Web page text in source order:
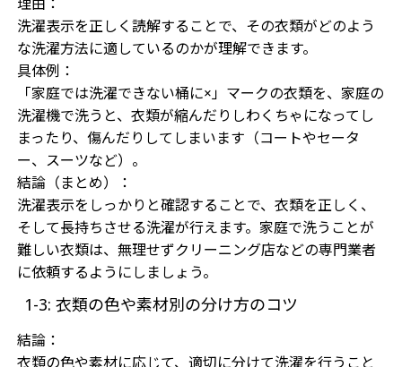
理由：
洗濯表示を正しく読解することで、その衣類がどのよう
な洗濯方法に適しているのかが理解できます。
具体例：
「家庭では洗濯できない桶に×」マークの衣類を、家庭の
洗濯機で洗うと、衣類が縮んだりしわくちゃになってし
まったり、傷んだりしてしまいます（コートやセータ
ー、スーツなど）。
結論（まとめ）：
洗濯表示をしっかりと確認することで、衣類を正しく、
そして長持ちさせる洗濯が行えます。家庭で洗うことが
難しい衣類は、無理せずクリーニング店などの専門業者
に依頼するようにしましょう。
1-3: 衣類の色や素材別の分け方のコツ
結論：
衣類の色や素材に応じて、適切に分けて洗濯を行うこと